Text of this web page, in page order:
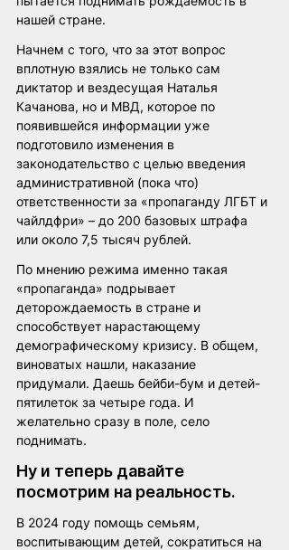
нашей стране.
Начнем с того, что за этот вопрос
вплотную взялись не только сам
диктатор и вездесущая Наталья
Качанова, но и МВД, которое по
появившейся информации уже
подготовило изменения в
законодательство с целью введения
административной (пока что)
ответственности за «пропаганду ЛГБТ и
чайлдфри» – до 200 базовых штрафа
или около 7,5 тысяч рублей.
По мнению режима именно такая
«пропаганда» подрывает
деторождаемость в стране и
способствует нарастающему
демографическому кризису. В общем,
виноватых нашли, наказание
придумали. Даешь бейби-бум и детей-
пятилеток за четыре года. И
желательно сразу в поле, село
поднимать.
Ну и теперь давайте
посмотрим на реальность.
В 2024 году помощь семьям,
воспитывающим детей, сократиться на